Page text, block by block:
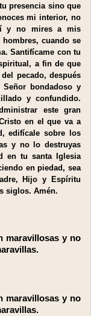
presencia sino que
mi interior, no
y no mires a mis
cuando se
Santifícame con tu
a fin de que
pecado, después
bondadoso y
y confundido.
este gran
en el que va a
edifícale sobre los
y no lo destruyas
en tu santa Iglesia
en piedad, sea
Hijo y Espíritu
siglos. Amén.
maravillosas y no
maravillosas y no